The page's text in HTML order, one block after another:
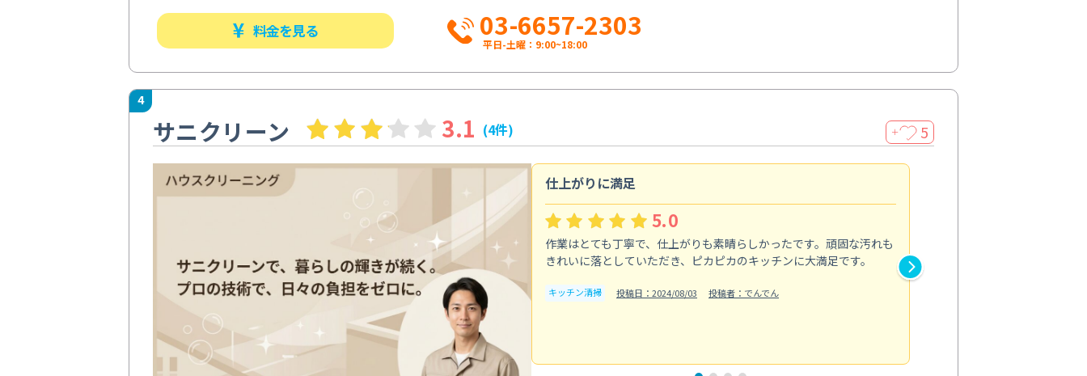
料金を見る 03-6657-2303
平日-土曜：9:00~18:00
4
サニクリーン 3.1 (4件) ＋ 5
仕上がりに満足
5.0
作業はとても丁寧で、仕上がりも素晴らしかったです。頑固な汚れも
きれいに落としていただき、ピカピカのキッチンに大満足です。
キッチン清掃 投稿日：2024/08/03 投稿者：でんでん